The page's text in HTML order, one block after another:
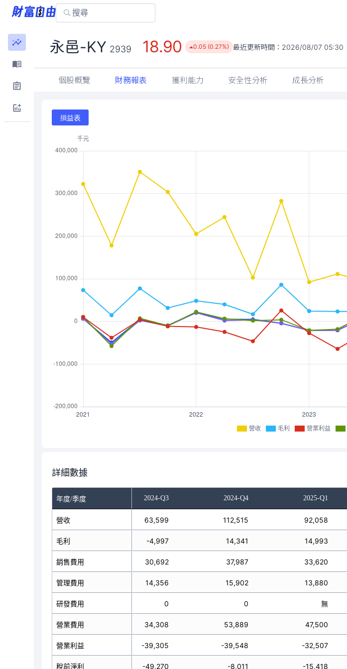
永邑-KY 2939 18.90 0.05 (0.27%) 最近更新時間： 2026/08/07 05:30
個股概覽 財務報表 獲利能力 安全性分析 成長分析
損益表
營收 毛利 營業利益
詳細數據
年度/季度
2024-Q2 2024-Q3 2024-Q4 2025-Q1
營收
毛利
銷售費用
管理費用
研發費用
營業費用
營業利益
稅前淨利
66,423 63,599 112,515 92,058
13,046 -4,997 14,341 14,993
21,279 30,692 37,987 33,620
13,590 14,356 15,902 13,880
無 0 0 無
34,863 34,308 53,889 47,500
-21,817 -39,305 -39,548 -32,507
-95,491 -49,270 -8,011 -15,418